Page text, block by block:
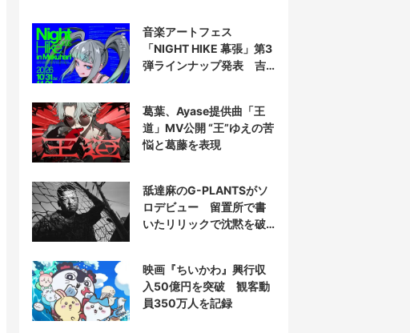
音楽アートフェス
「NIGHT HIKE 幕張」第3
弾ラインナップ発表 吉
葛葉、Ayase提供曲「王
道」MV公開 “王”ゆえの苦
悩と葛藤を表現
舐達麻のG-PLANTSがソ
ロデビュー 留置所で書
いたリリックで沈黙を破
映画『ちいかわ』興行収
入50億円を突破 観客動
員350万人を記録